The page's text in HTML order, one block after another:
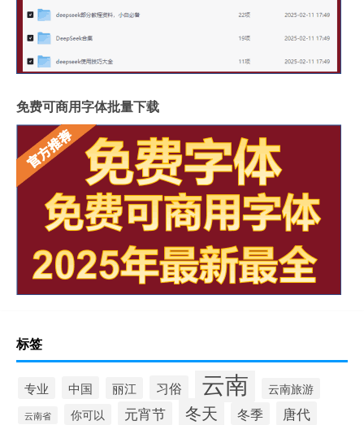
免费可商用字体批量下载
标签
专业 中国 丽江 习俗 云南 云南旅游
云南省 你可以 元宵节 冬天 冬季 唐代